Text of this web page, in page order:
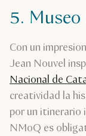
5.
Con un
Jean Nouvel
Nacional de
creatividad la
por un
NMoQ es